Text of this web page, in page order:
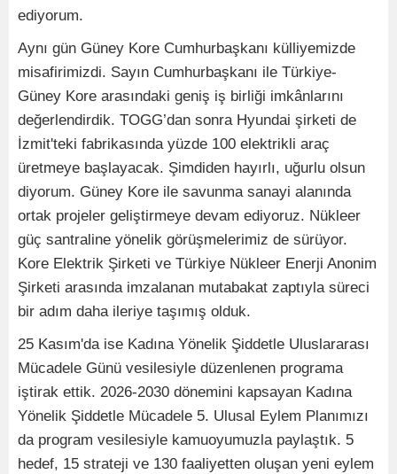
ediyorum.
Aynı gün Güney Kore Cumhurbaşkanı külliyemizde
misafirimizdi. Sayın Cumhurbaşkanı ile Türkiye-
Güney Kore arasındaki geniş iş birliği imkânlarını
değerlendirdik. TOGG’dan sonra Hyundai şirketi de
İzmit'teki fabrikasında yüzde 100 elektrikli araç
üretmeye başlayacak. Şimdiden hayırlı, uğurlu olsun
diyorum. Güney Kore ile savunma sanayi alanında
ortak projeler geliştirmeye devam ediyoruz. Nükleer
güç santraline yönelik görüşmelerimiz de sürüyor.
Kore Elektrik Şirketi ve Türkiye Nükleer Enerji Anonim
Şirketi arasında imzalanan mutabakat zaptıyla süreci
bir adım daha ileriye taşımış olduk.
25 Kasım'da ise Kadına Yönelik Şiddetle Uluslararası
Mücadele Günü vesilesiyle düzenlenen programa
iştirak ettik. 2026-2030 dönemini kapsayan Kadına
Yönelik Şiddetle Mücadele 5. Ulusal Eylem Planımızı
da program vesilesiyle kamuoyumuzla paylaştık. 5
hedef, 15 strateji ve 130 faaliyetten oluşan yeni eylem